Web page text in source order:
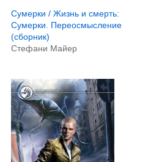
Сумерки / Жизнь и смерть:
Сумерки. Переосмысление
(сборник)
Стефани Майер